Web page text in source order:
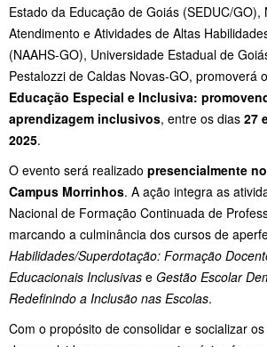
Estado da Educação de Goiás (SEDUC/GO),
Atendimento e Atividades de Altas
(NAAHS-GO), Universidade Estadual de
Pestalozzi de Caldas Novas-GO, promoverá o
Educação Especial e Inclusiva:
aprendizagem inclusivos, entre os dias 27
2025.
O evento será realizado presencialmente
Campus Morrinhos. A ação integra as
Nacional de Formação Continuada de
marcando a culminância dos cursos de
Habilidades/Superdotação: Formação
Educacionais Inclusivas e Gestão Escolar
Redefinindo a Inclusão nas Escolas.
Com o propósito de consolidar e socializar